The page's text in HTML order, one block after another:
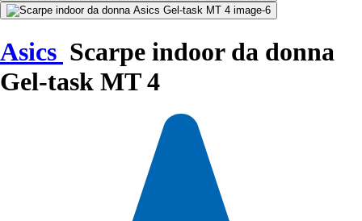
Asics Scarpe indoor da donna
Gel-task MT 4